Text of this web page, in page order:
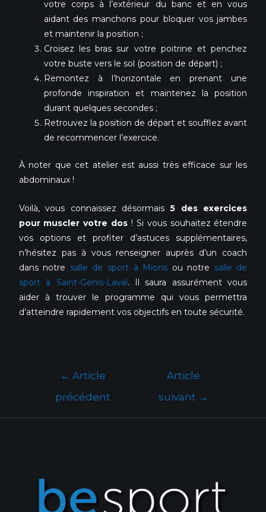
votre corps à l’extérieur du banc et en vous
aidant des manchons pour bloquer vos jambes
et maintenir la position ;
Croisez les bras sur votre poitrine et penchez
votre buste vers le sol (position de départ) ;
Remontez à l’horizontale en prenant une
profonde inspiration et maintenez la position
durant quelques secondes ;
Retrouvez la position de départ et soufflez avant
de recommencer l’exercice.
À noter que cet atelier est aussi très efficace sur les
abdominaux !
Voilà, vous connaissez désormais 5 des exercices
pour muscler votre dos ! Si vous souhaitez étendre
vos options et profiter d’astuces supplémentaires,
n’hésitez pas à vous renseigner auprès d’un coach
dans notre salle de sport à Mions ou notre salle de
sport à Saint-Genis-Laval. Il saura assurément vous
aider à trouver le programme qui vous permettra
d’atteindre rapidement vos objectifs en toute sécurité.
← Article
précédent
Article
suivant →